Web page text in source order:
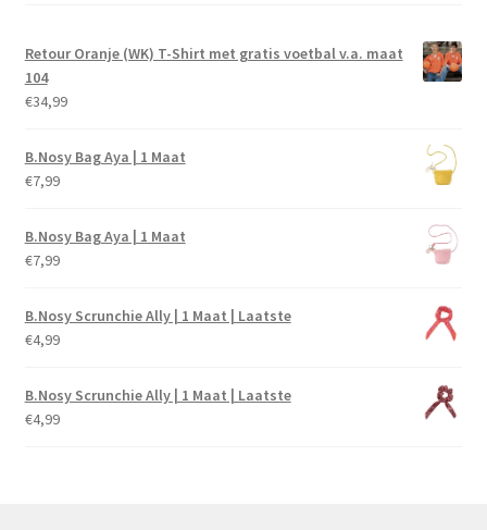
Retour Oranje (WK) T-Shirt met gratis voetbal v.a. maat
104
€34,99
B.Nosy Bag Aya | 1 Maat
€7,99
B.Nosy Bag Aya | 1 Maat
€7,99
B.Nosy Scrunchie Ally | 1 Maat | Laatste
€4,99
B.Nosy Scrunchie Ally | 1 Maat | Laatste
€4,99